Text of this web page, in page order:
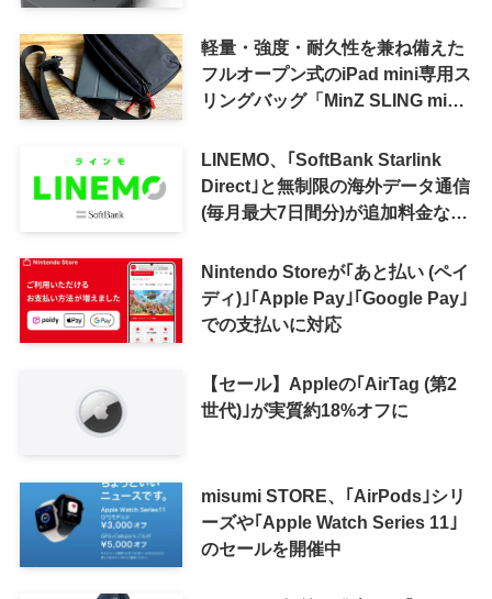
軽量・強度・耐久性を兼ね備えた
フルオープン式のiPad mini専用ス
リングバッグ「MinZ SLING mini
LINEMO、｢SoftBank Starlink
Direct｣と無制限の海外データ通信
(毎月最大7日間分)が追加料金なし
Nintendo Storeが｢あと払い (ペイ
ディ)｣｢Apple Pay｣｢Google Pay｣
での支払いに対応
【セール】Appleの｢AirTag (第2
世代)｣が実質約18%オフに
misumi STORE、｢AirPods｣シリ
ーズや｢Apple Watch Series 11｣
のセールを開催中